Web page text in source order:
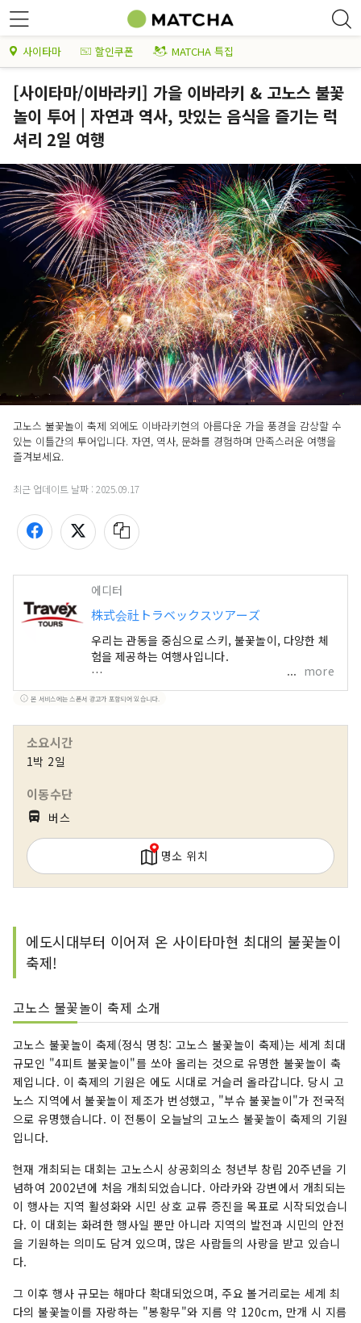
사이타마 할인쿠폰 MATCHA 특집
[사이타마/이바라키] 가을 이바라키 & 고노스 불꽃
놀이 투어 | 자연과 역사, 맛있는 음식을 즐기는 럭
셔리 2일 여행
고노스 불꽃놀이 축제 외에도 이바라키현의 아름다운 가을 풍경을 감상할 수
있는 이틀간의 투어입니다. 자연, 역사, 문화를 경험하며 만족스러운 여행을
즐겨보세요.
최근 업데이트 날짜 : 2025.09.17
에디터
株式会社トラベックスツアーズ
우리는 관동을 중심으로 스키, 불꽃놀이, 다양한 체
험을 제공하는 여행사입니다.
우리는 간토 지역을 중심으로 스키, 불꽃 놀이, 체험
계획 등 계절별 매력을 즐길 수 있는 다채로운 여행
서비스를 제공하고 있습니다. 여름은 일본 각지의
more
본 서비스에는 스폰서 광고가 포함되어 있습니다.
소요시간
1박 2일
이동수단
directions_bus_filled 버스
명소 위치
에도시대부터 이어져 온 사이타마현 최대의 불꽃놀이
축제!
고노스 불꽃놀이 축제 소개
고노스 불꽃놀이 축제(정식 명칭: 고노스 불꽃놀이 축제)는 세계 최대
규모인 "4피트 불꽃놀이"를 쏘아 올리는 것으로 유명한 불꽃놀이 축
제입니다. 이 축제의 기원은 에도 시대로 거슬러 올라갑니다. 당시 고
노스 지역에서 불꽃놀이 제조가 번성했고, "부슈 불꽃놀이"가 전국적
으로 유명했습니다. 이 전통이 오늘날의 고노스 불꽃놀이 축제의 기원
입니다.
현재 개최되는 대회는 고노스시 상공회의소 청년부 창립 20주년을 기
념하여 2002년에 처음 개최되었습니다. 아라카와 강변에서 개최되는
이 행사는 지역 활성화와 시민 상호 교류 증진을 목표로 시작되었습니
다. 이 대회는 화려한 행사일 뿐만 아니라 지역의 발전과 시민의 안전
을 기원하는 의미도 담겨 있으며, 많은 사람들의 사랑을 받고 있습니
다.
그 이후 행사 규모는 해마다 확대되었으며, 주요 볼거리로는 세계 최
다의 불꽃놀이를 자랑하는 "봉황무"와 지름 약 120cm, 만개 시 지름